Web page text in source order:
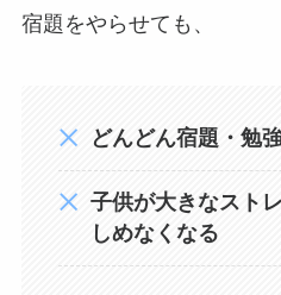
宿題をやらせても、
どんどん宿題・勉
子供が大きなスト
しめなくなる